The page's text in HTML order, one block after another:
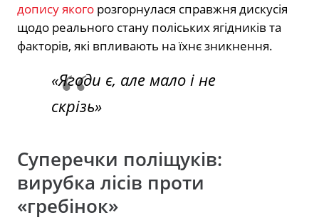
допису якого розгорнулася справжня дискусія
щодо реального стану поліських ягідників та
факторів, які впливають на їхнє зникнення.
«Ягоди є, але мало і не
скрізь»
Суперечки поліщуків:
вирубка лісів проти
«гребінок»